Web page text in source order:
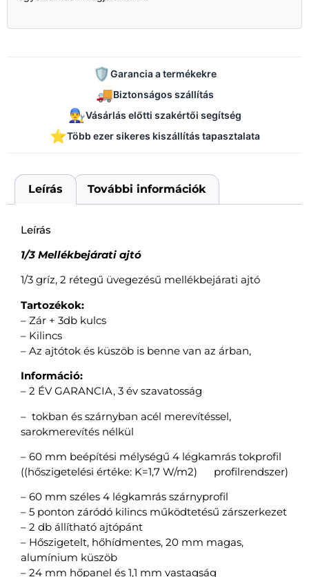
🛡️Garancia a termékekre
🚚Biztonságos szállítás
👨‍🔧Vásárlás előtti szakértői segítség
⭐Több ezer sikeres kiszállítás tapasztalata
Leírás További információk
Leírás
1/3 Mellékbejárati ajtó
1/3 gríz, 2 rétegű üvegezésű mellékbejárati ajtó
Tartozékok:
– Zár + 3db kulcs
– Kilincs
– Az ajtótok és küszöb is benne van az árban,
Információ:
– 2 ÉV GARANCIA, 3 év szavatosság
– tokban és szárnyban acél merevítéssel,
sarokmerevítés nélkül
– 60 mm beépítési mélységű 4 légkamrás tokprofil
((hőszigetelési értéke: K=1,7 W/m2)
profilrendszer)
– 60 mm széles 4 légkamrás szárnyprofil
– 5 ponton záródó kilincs működtetésű zárszerkezet
– 2 db állítható ajtópánt
– Hőszigetelt, hőhídmentes, 20 mm magas,
alumínium küszöb
– 24 mm hőpanel és 1,1 mm vastagság